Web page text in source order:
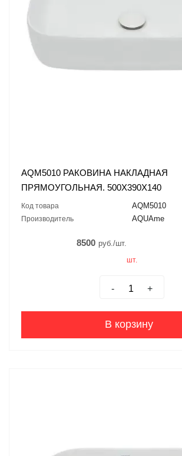
AQM5010 РАКОВИНА НАКЛАДНАЯ
ПРЯМОУГОЛЬНАЯ. 500X390X140
Код товара AQM5010
Производитель AQUAme
8500 руб./шт.
шт.
- +
В корзину